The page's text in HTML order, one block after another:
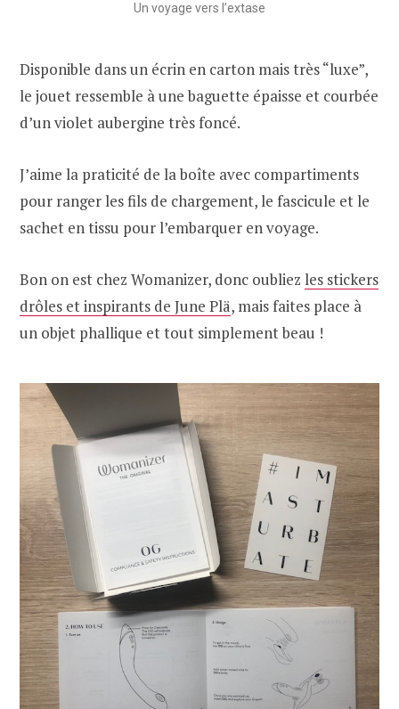
Un voyage vers l’extase
Disponible dans un écrin en carton mais très “luxe”,
le jouet ressemble à une baguette épaisse et courbée
d’un violet aubergine très foncé.
J’aime la praticité de la boîte avec compartiments
pour ranger les fils de chargement, le fascicule et le
sachet en tissu pour l’embarquer en voyage.
Bon on est chez Womanizer, donc oubliez les stickers
drôles et inspirants de June Plä, mais faites place à
un objet phallique et tout simplement beau !